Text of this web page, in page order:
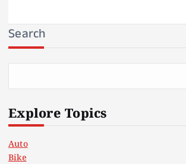
Search
Explore Topics
Auto
Bike